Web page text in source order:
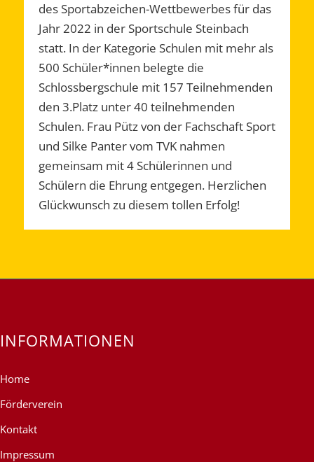
des Sportabzeichen-Wettbewerbes für das
Jahr 2022 in der Sportschule Steinbach
statt. In der Kategorie Schulen mit mehr als
500 Schüler*innen belegte die
Schlossbergschule mit 157 Teilnehmenden
den 3.Platz unter 40 teilnehmenden
Schulen. Frau Pütz von der Fachschaft Sport
und Silke Panter vom TVK nahmen
gemeinsam mit 4 Schülerinnen und
Schülern die Ehrung entgegen. Herzlichen
Glückwunsch zu diesem tollen Erfolg!
INFORMATIONEN
Home
Förderverein
Kontakt
Impressum